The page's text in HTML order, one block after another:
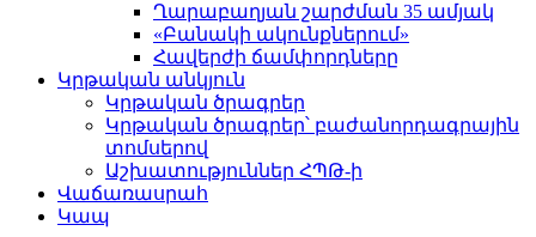
Ղարաբաղյան շարժման 35 ամյակ
«Բանակի ակունքներում»
Հավերժի ճամփորդները
Կրթական անկյուն
Կրթական ծրագրեր
Կրթական ծրագրեր՝ բաժանորդագրային
տոմսերով
Աշխատություններ ՀՊԹ-ի
Վաճառասրահ
Կապ